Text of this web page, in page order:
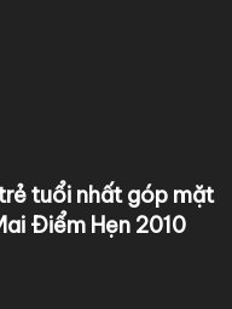
tuổi nhất góp mặt
Điểm Hẹn 2010